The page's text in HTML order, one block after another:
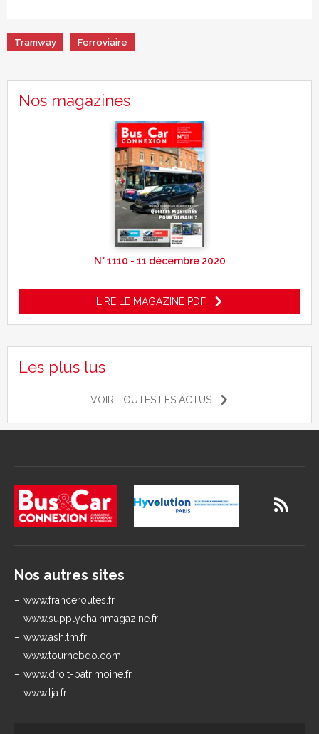
Tramway Ferroviaire
Nos magazines
N° 1110 - 11 décembre 2020
LIRE LE MAGAZINE PDF
Les plus lus
VOIR TOUTES LES ACTUS
Nos autres sites
www.franceroutes.fr
www.supplychainmagazine.fr
www.ash.tm.fr
www.tourhebdo.com
www.droit-patrimoine.fr
www.lja.fr